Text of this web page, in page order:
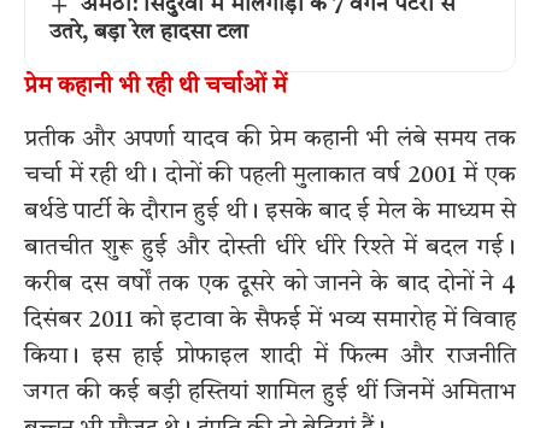
अमेठी: सिंदुरवा में मालगाड़ी के 7 वैगन पटरी से
उतरे, बड़ा रेल हादसा टला
प्रेम कहानी भी रही थी चर्चाओं में
प्रतीक और अपर्णा यादव की प्रेम कहानी भी लंबे समय तक
चर्चा में रही थी। दोनों की पहली मुलाकात वर्ष 2001 में एक
बर्थडे पार्टी के दौरान हुई थी। इसके बाद ई मेल के माध्यम से
बातचीत शुरू हुई और दोस्ती धीरे धीरे रिश्ते में बदल गई।
करीब दस वर्षों तक एक दूसरे को जानने के बाद दोनों ने 4
दिसंबर 2011 को इटावा के सैफई में भव्य समारोह में विवाह
किया। इस हाई प्रोफाइल शादी में फिल्म और राजनीति
जगत की कई बड़ी हस्तियां शामिल हुई थीं जिनमें अमिताभ